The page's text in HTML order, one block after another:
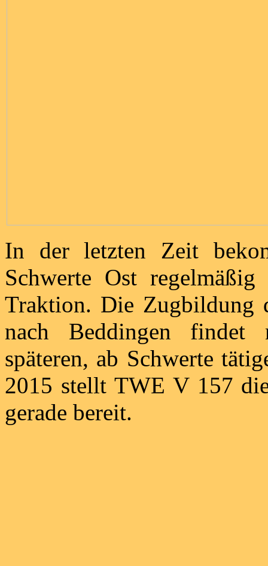
In der letzten Zeit
Schwerte Ost
Traktion. Die Zugbildung
nach Beddingen findet
späteren, ab Schwerte
2015 stellt TWE V 157
gerade bereit.